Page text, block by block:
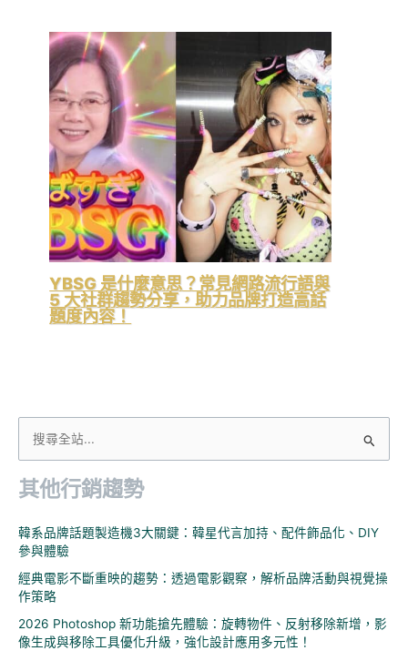
YBSG 是什麼意思？常見網路流行語與
5 大社群趨勢分享，助力品牌打造高話
題度內容！
關
字
其他行銷趨勢
韓系品牌話題製造機3大關鍵：韓星代言加持、配件飾品化、DIY
參與體驗
經典電影不斷重映的趨勢：透過電影觀察，解析品牌活動與視覺操
作策略
2026 Photoshop 新功能搶先體驗：旋轉物件、反射移除新增，影
像生成與移除工具優化升級，強化設計應用多元性！